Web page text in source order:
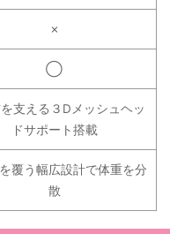
✗
◯
支える３Dメッシュヘッ
ドサポート搭載
覆う幅広設計で体重を分
散